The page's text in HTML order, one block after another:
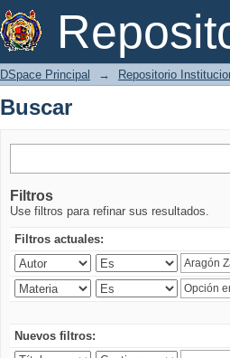
Buscar
DSpace Principal → Repositorio
Buscar
Filtros
Use filtros para refinar sus resultados.
Filtros actuales:
Nuevos filtros: